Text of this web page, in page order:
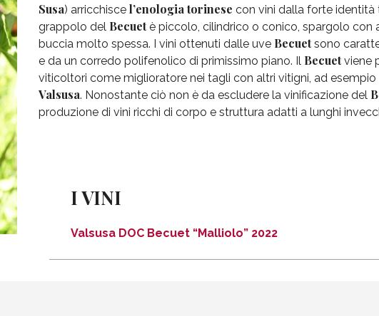
Susa) arricchisce l’enologia torinese con vini dalla forte identità
grappolo del Becuetè piccolo, cilindrico o conico, spargolo con
buccia molto spessa. I vini ottenuti dalle uve Becuetsono
e da un corredo polifenolico di primissimo piano. Il Becuetviene
viticoltori come miglioratore nei tagli con altri vitigni, ad esempio
Valsusa. Nonostante ciò non è da escludere la vinificazione del
produzione di vini ricchi di corpo e struttura adatti a lunghi
I VINI
Valsusa DOC Becuet “Malliolo” 2022